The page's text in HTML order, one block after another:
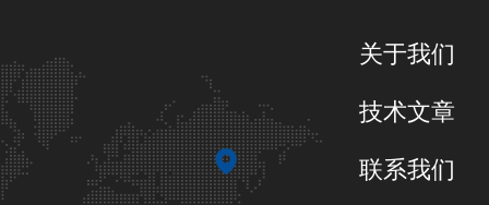
关于我们
技术文章
联系我们